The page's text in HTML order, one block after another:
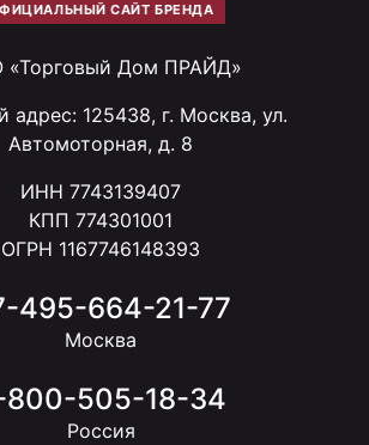
САЙТ БРЕНДА
«Торговый Дом ПРАЙД»
адрес: 125438, г. Москва, ул.
Автомоторная, д. 8
ИНН 7743139407
КПП 774301001
ОГРН 1167746148393
495-664-21-77
Москва
800-505-18-34
Россия